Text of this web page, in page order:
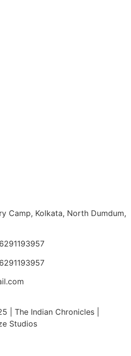
Camp, Kolkata, North Dumdum,
| The Indian Chronicles |
Studios